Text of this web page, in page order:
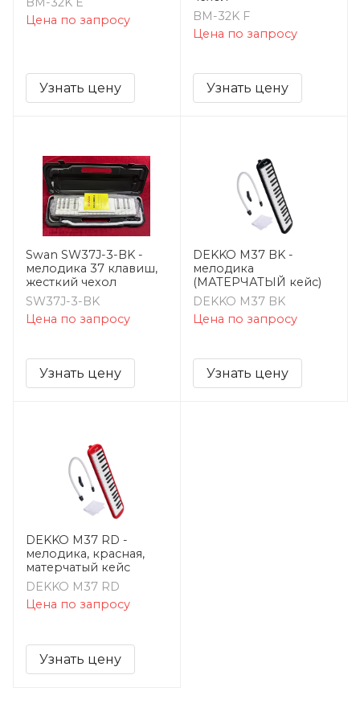
Цена по запросу
Узнать цену
BM-32K F
Цена по запросу
Узнать цену
Swan SW37J-3-BK -
мелодика 37 клавиш,
жесткий чехол
SW37J-3-BK
Цена по запросу
Узнать цену
DEKKO M37 BK -
мелодика
(МАТЕРЧАТЫЙ кейс)
DEKKO M37 BK
Цена по запросу
Узнать цену
DEKKO M37 RD -
мелодика, красная,
матерчатый кейс
DEKKO M37 RD
Цена по запросу
Узнать цену